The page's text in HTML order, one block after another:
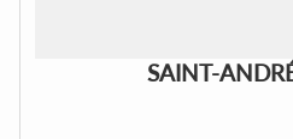
SAINT-